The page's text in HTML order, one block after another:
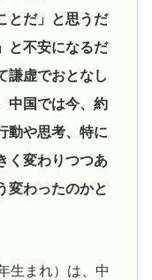
とだ」と思うだ
と不安になるだ
謙虚でおとなし
中国では今、約
動や思考、特に
く変わりつつあ
変わったのかと
生まれ）は、中